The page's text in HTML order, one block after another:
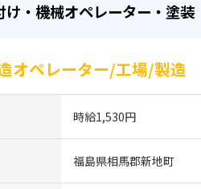
け・機械オペレーター・塗装
オペレーター/工場/製造
時給1,530円
福島県相馬郡新地町